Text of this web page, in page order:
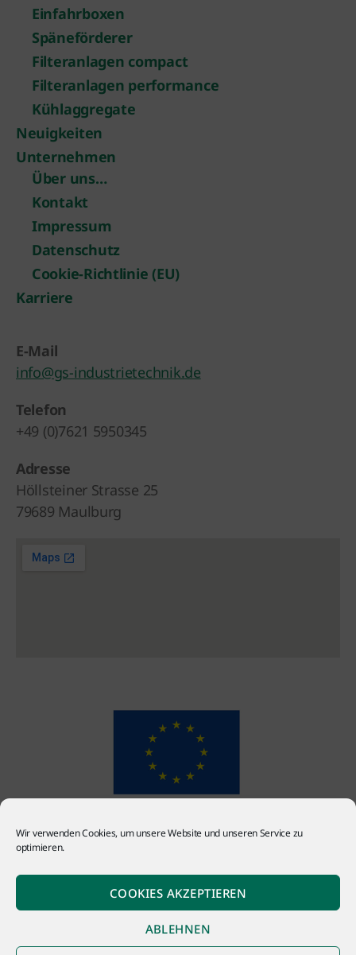
Wir verwenden Cookies, um unsere Website und unseren Service zu
optimieren.
COOKIES AKZEPTIEREN
ABLEHNEN
Einfahrboxen
Späneförderer
Filteranlagen compact
Filteranlagen performance
Kühlaggregate
Neuigkeiten
Unternehmen
Über uns…
Kontakt
Impressum
Datenschutz
Cookie-Richtlinie (EU)
Karriere
E-Mail
info@gs-industrietechnik.de
Telefon
+49 (0)7621 5950345
Adresse
Höllsteiner Strasse 25
79689 Maulburg